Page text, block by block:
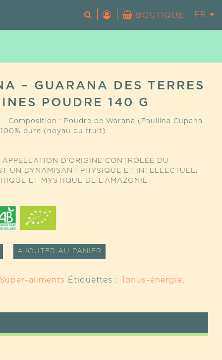
FR
EN
BOUTIQUE
– GUARANA DES TERRES
POUDRE 140 G
- Composition : Poudre de Warana (Paullina Cupana
pure (noyau du fruit)
D’ORIGINE CONTRÔLÉE DU
UN DYNAMISANT PHYSIQUE ET INTELLECTUEL,
ET MYSTIQUE DE L’AMAZONIE
AJOUTER AU PANIER
aliments Étiquettes : Tonus-énergie,